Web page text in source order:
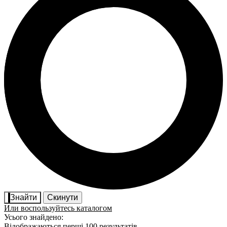
Знайти
Скинути
Или воспользуйтесь каталогом
Усього знайдено: